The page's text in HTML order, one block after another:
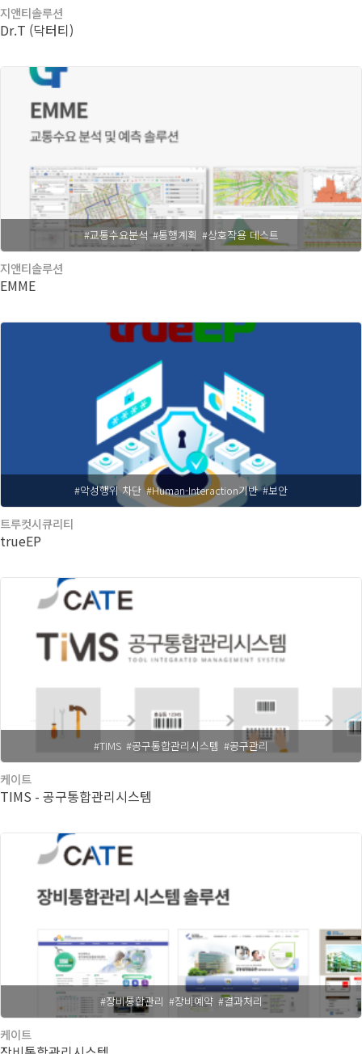
지앤티솔루션
Dr.T (닥터티)
#교통수요분석 #통행계획 #상호작용 데스트
지앤티솔루션
EMME
#악성행위 차단 #Human-Interaction기반 #보안
트루컷시큐리티
trueEP
#TIMS #공구통합관리시스템 #공구관리
케이트
TIMS - 공구통합관리시스템
#장비통합관리 #장비예약 #결과처리
케이트